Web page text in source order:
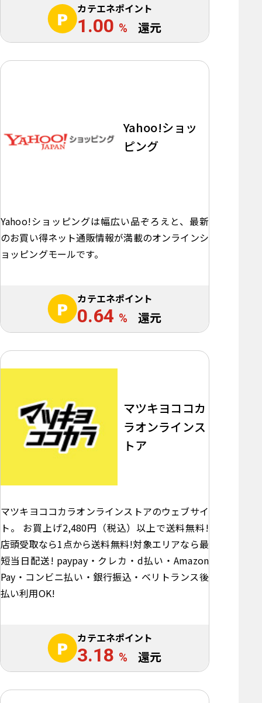
カテエネポイント
1.00 % 還元
Yahoo!ショッ
ピング
Yahoo!ショッピングは幅広い品ぞろえと、最新
のお買い得ネット通販情報が満載のオンラインシ
ョッピングモールです。
カテエネポイント
0.64 % 還元
マツキヨココカ
ラオンラインス
トア
マツキヨココカラオンラインストアのウェブサイ
ト。 お買上げ2,480円（税込）以上で送料無料!
店頭受取なら1点から送料無料!対象エリアなら最
短当日配送! paypay・クレカ・d払い・Amazon
Pay・コンビニ払い・銀行振込・ベリトランス後
払い利用OK!
カテエネポイント
3.18 % 還元